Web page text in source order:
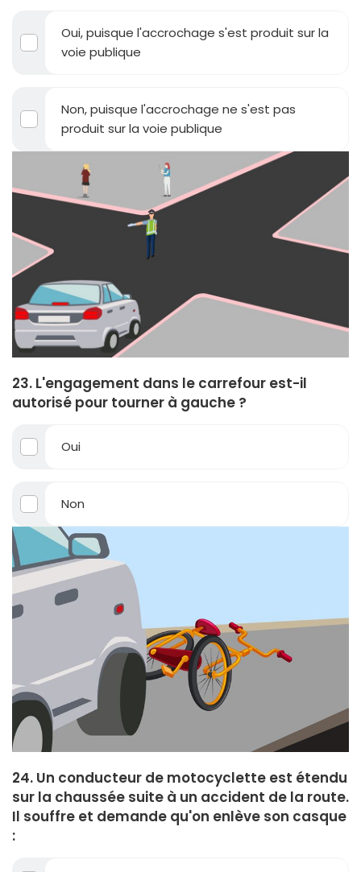
Oui, puisque l'accrochage s'est produit sur la
voie publique
Non, puisque l'accrochage ne s'est pas
produit sur la voie publique
23. L'engagement dans le carrefour est-il
autorisé pour tourner à gauche ?
Oui
Non
24. Un conducteur de motocyclette est étendu
sur la chaussée suite à un accident de la route.
Il souffre et demande qu'on enlève son casque
: